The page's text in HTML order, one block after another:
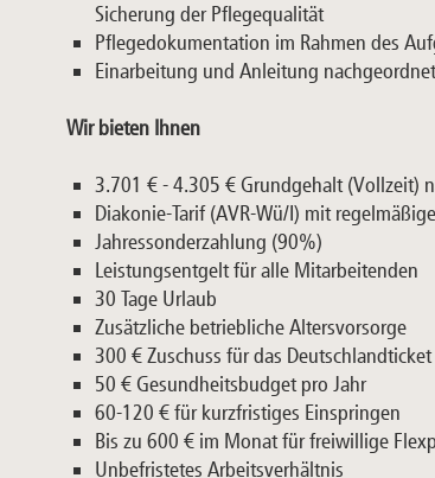
Sicherung der Pflegequalität
Pflegedokumentation im Rahmen des
Einarbeitung und Anleitung
Wir bieten Ihnen
3.701 € - 4.305 € Grundgehalt (Vollzeit)
Diakonie-Tarif (AVR-Wü/I) mit
Jahressonderzahlung (90%)
Leistungsentgelt für alle Mitarbeitenden
30 Tage Urlaub
Zusätzliche betriebliche Altersvorsorge
300 € Zuschuss für das
50 € Gesundheitsbudget pro Jahr
60-120 € für kurzfristiges Einspringen
Bis zu 600 € im Monat für freiwillige
Unbefristetes Arbeitsverhältnis